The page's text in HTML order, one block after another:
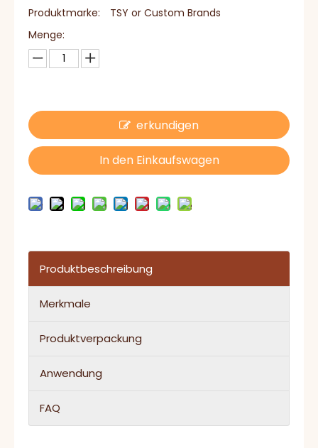
Produktmarke:
TSY or Custom Brands
Menge:
erkundigen
In den Einkaufswagen
Produktbeschreibung
Merkmale
Produktverpackung
Anwendung
FAQ